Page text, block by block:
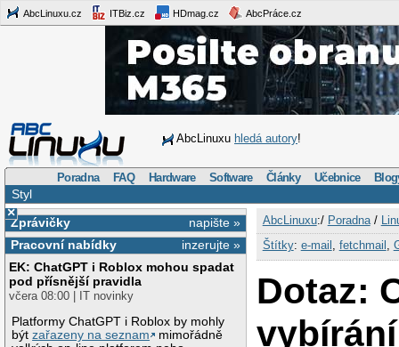
AbcLinuxu.cz ITBiz.cz HDmag.cz AbcPráce.cz
AbcLinuxu hledá autory!
Poradna FAQ Hardware Software Články Učebnice
Styl
×
napište »
Zprávičky
inzerujte »
Pracovní nabídky
EK: ChatGPT i Roblox mohou spadat
pod přísnější pravidla
včera 08:00 | IT novinky
Platformy ChatGPT i Roblox by mohly
býtzařazeny na seznam
mimořádně
AbcLinuxu:/ Poradna/
Štítky: e-mail fetchmail
Dotaz: